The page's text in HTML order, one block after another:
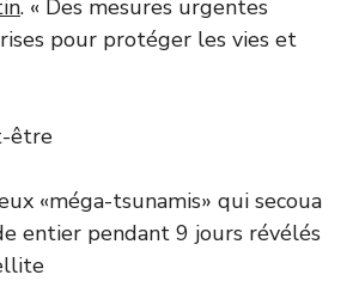
. « Des mesures urgentes
pour protéger les vies et
être
«méga-tsunamis» qui secoua
entier pendant 9 jours révélés